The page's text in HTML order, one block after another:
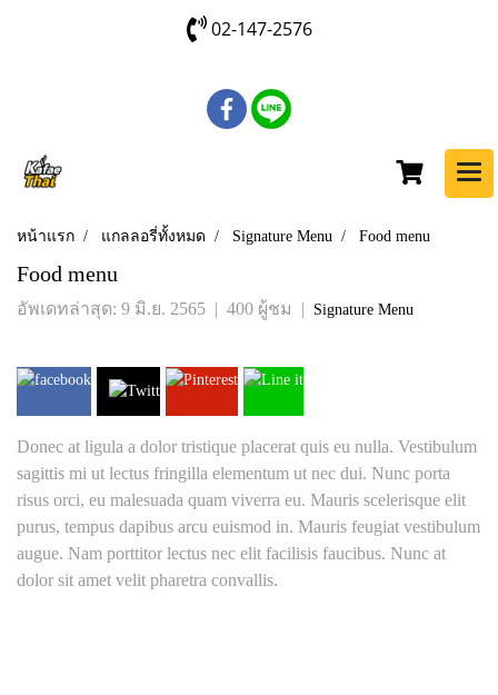
02-147-2576
หน้าแรก แกลลอรี่ทั้งหมด Signature Menu Food menu
Food menu
อัพเดทล่าสุด: 9 มิ.ย. 2565 | 400 ผู้ชม | Signature Menu
Donec at ligula a dolor tristique placerat quis eu nulla. Vestibulum
sagittis mi ut lectus fringilla elementum ut nec dui. Nunc porta
risus orci, eu malesuada quam viverra eu. Mauris scelerisque elit
purus, tempus dapibus arcu euismod in. Mauris feugiat vestibulum
augue. Nam porttitor lectus nec elit facilisis faucibus. Nunc at
dolor sit amet velit pharetra convallis.